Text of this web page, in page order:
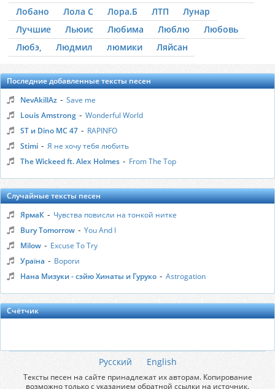
Лобано
Лола С Лора.Б ЛТП
Лунар
Лучшие
Льюис Любима Люблю
Любовь
Любэ,
Людмил люмики Ляйсан
Последние добавленные тексты песен
NevAkillAz - Save me
Louis Amstrong - Wonderful World
ST и Dino MC 47 - RAPINFO
Stimi - Я не хочу тебя любить
The Wickeed ft. Alex Holmes - From The Top
Случайные тексты песен
ЯрмаК - Чувства повисли на тонкой нитке
Bury Tomorrow - You And I
Milow - Excuse To Try
Ураїна - Вороги
Нана Мизуки - сэйю Хинаты и Гуруко - Astrogation
Счётчик
Русский English
Тексты песен на сайте принадлежат их авторам. Копирование
возможно только с указанием обратной ссылки на источник.